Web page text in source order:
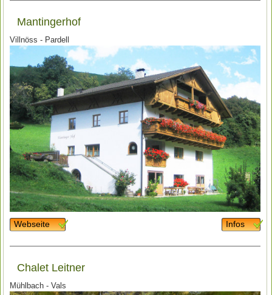
Mantingerhof
Villnöss - Pardell
Webseite Infos
Chalet Leitner
Mühlbach - Vals